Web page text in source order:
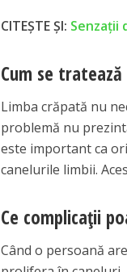
CITEŞTE ŞI: Senzaţii
Cum se
Limba crăpată nu
problemă nu
este important ca
canelurile limbii.
Ce complicații
Când o persoană